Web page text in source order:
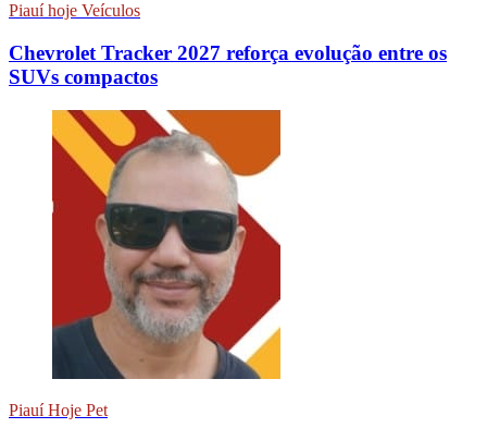
Piauí hoje Veículos
Chevrolet Tracker 2027 reforça evolução entre os
SUVs compactos
Piauí Hoje Pet